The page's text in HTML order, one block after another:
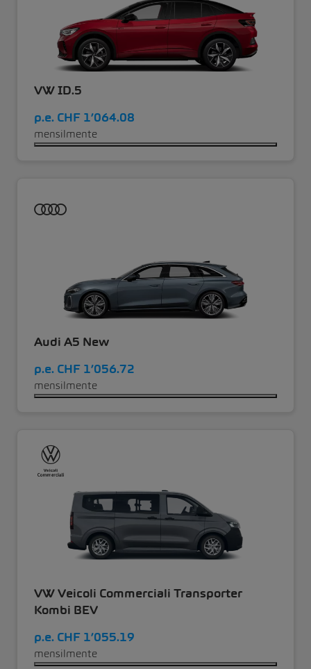
VW ID.5
p.e. CHF 1’064.08
mensilmente
Audi A5 New
p.e. CHF 1’056.72
mensilmente
VW Veicoli Commerciali Transporter
Kombi BEV
p.e. CHF 1’055.19
mensilmente